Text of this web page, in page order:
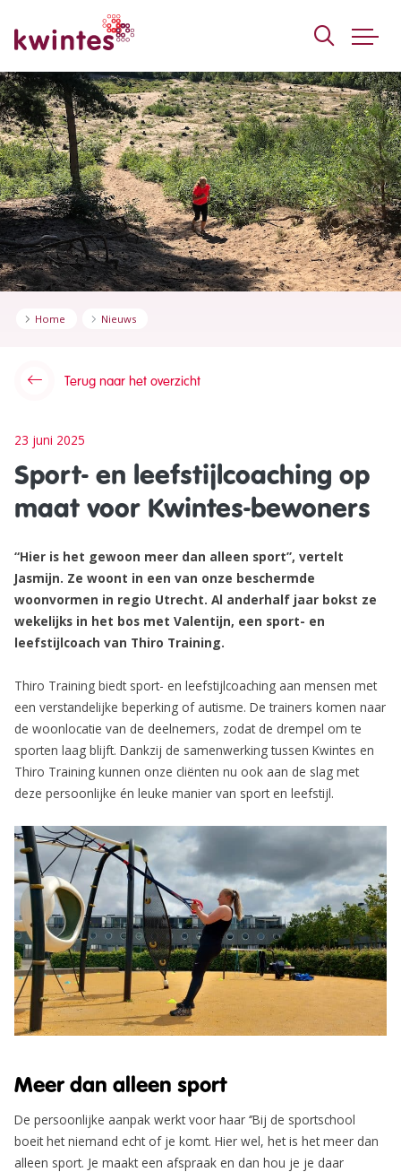
Home Nieuws
Terug naar het overzicht
23 juni 2025
Sport- en leefstijlcoaching op
maat voor Kwintes-bewoners
“Hier is het gewoon meer dan alleen sport”, vertelt
Jasmijn. Ze woont in een van onze beschermde
woonvormen in regio Utrecht. Al anderhalf jaar bokst ze
wekelijks in het bos met Valentijn, een sport- en
leefstijlcoach van Thiro Training.
Thiro Training biedt sport- en leefstijlcoaching aan mensen met
een verstandelijke beperking of autisme. De trainers komen naar
de woonlocatie van de deelnemers, zodat de drempel om te
sporten laag blijft. Dankzij de samenwerking tussen Kwintes en
Thiro Training kunnen onze cliënten nu ook aan de slag met
deze persoonlijke én leuke manier van sport en leefstijl.
Meer dan alleen sport
De persoonlijke aanpak werkt voor haar ‘’Bij de sportschool
boeit het niemand echt of je komt. Hier wel, het is het meer dan
alleen sport. Je maakt een afspraak en dan hou je je daar